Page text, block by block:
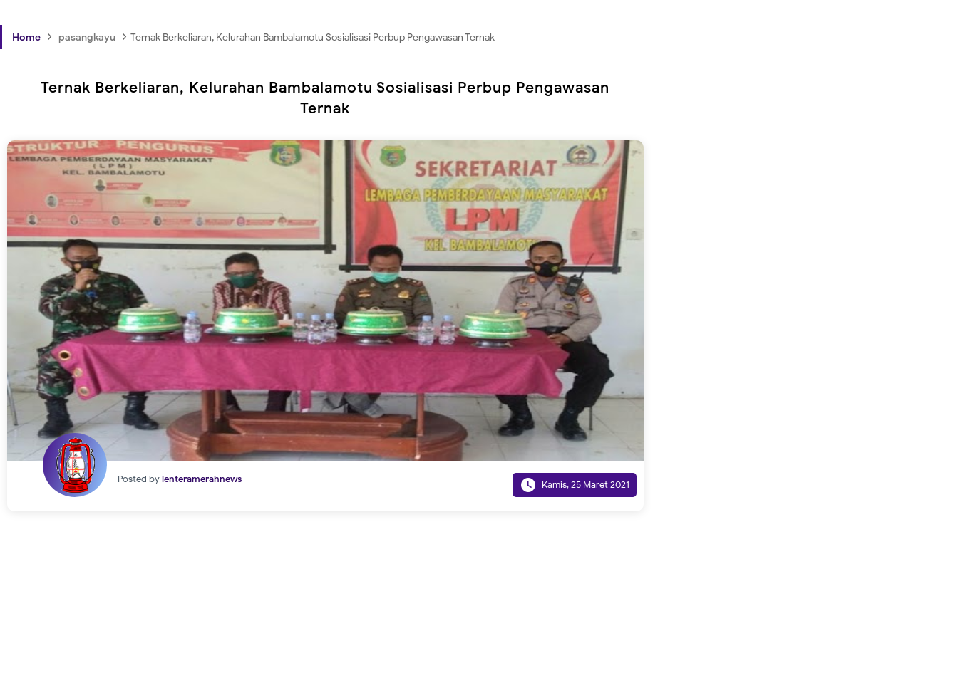
Home › pasangkayu › Ternak Berkeliaran, Kelurahan Bambalamotu Sosialisasi Perbup Pengawasan Ternak
Ternak Berkeliaran, Kelurahan Bambalamotu Sosialisasi Perbup Pengawasan
Ternak
Posted bylenteramerahnews  Kamis, 25 Maret 2021